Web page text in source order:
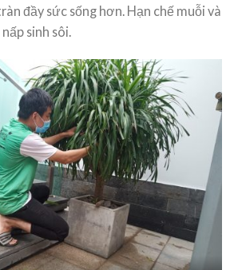
đầy sức sống hơn. Hạn chế muỗi và
sinh sôi.